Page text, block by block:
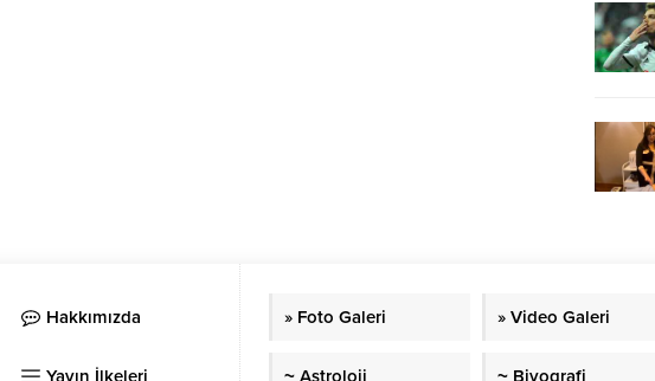
Hakkımızda
Yayın İlkeleri
» Foto Galeri » Video Galeri
~ Astroloji ~ Biyografi